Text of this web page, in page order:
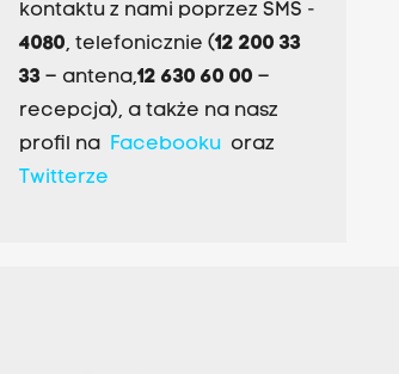
kontaktu z nami poprzez SMS -
4080, telefonicznie (12 200 33
33– antena,12 630 60 00 –
recepcja), a także na nasz
profil na Facebookuoraz
Twitterze